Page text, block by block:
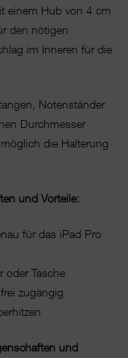
einem Hub von 4 cm
den nötigen
im Inneren für die
Notenständer
Durchmesser
die Halterung
und Vorteile:
für das iPad Pro
Tasche
zugängig
und